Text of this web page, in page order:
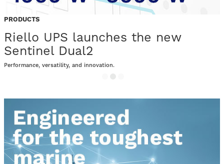
PRODUCTS
Riello UPS launches the new
Sentinel Dual2
Performance, versatility, and innovation.